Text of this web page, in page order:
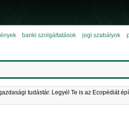
banki szolgáltatások jogi szabályok
tudástár. Legyél Te is az Ecopédiát